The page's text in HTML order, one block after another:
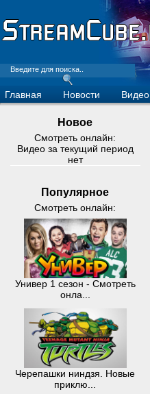
Главная Новости Видео
Новое
Смотреть онлайн:
Видео за текущий период
нет
Популярное
Смотреть онлайн:
Универ 1 сезон - Смотреть
онла...
Черепашки ниндзя. Новые
приклю...